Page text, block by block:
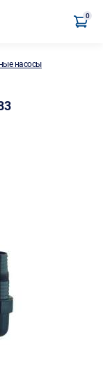
0
насосы